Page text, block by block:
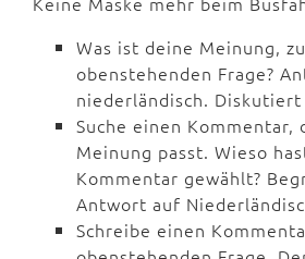
Was ist deine Meinung,
obenstehenden Frage?
niederländisch. Diskutiert
Suche einen Kommentar,
Meinung passt. Wieso
Kommentar gewählt?
Antwort auf
Schreibe einen